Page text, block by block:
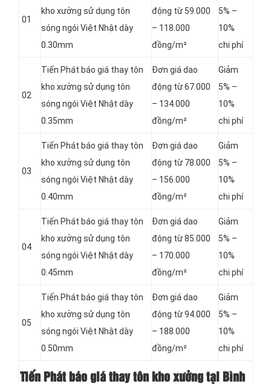
01
kho xưởng sử dụng tôn
sóng ngói Việt Nhật dày
0.30mm
động từ 59.000
– 118.000
đồng/m²
5% –
10%
chi phí
02
Tiến Phát báo giá thay tôn
kho xưởng sử dụng tôn
sóng ngói Việt Nhật dày
0.35mm
Đơn giá dao
động từ 67.000
– 134.000
đồng/m²
Giảm
5% –
10%
chi phí
03
Tiến Phát báo giá thay tôn
kho xưởng sử dụng tôn
sóng ngói Việt Nhật dày
0.40mm
Đơn giá dao
động từ 78.000
– 156.000
đồng/m²
Giảm
5% –
10%
chi phí
04
Tiến Phát báo giá thay tôn
kho xưởng sử dụng tôn
sóng ngói Việt Nhật dày
0.45mm
Đơn giá dao
động từ 85.000
– 170.000
đồng/m²
Giảm
5% –
10%
chi phí
05
Tiến Phát báo giá thay tôn
kho xưởng sử dụng tôn
sóng ngói Việt Nhật dày
0.50mm
Đơn giá dao
động từ 94.000
– 188.000
đồng/m²
Giảm
5% –
10%
chi phí
Tiến Phát báo giá thay tôn kho xưởng tại Bình